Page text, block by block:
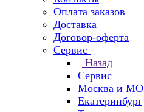
Оплата заказов
Доставка
Договор-оферта
Сервис
Назад
Сервис
Москва и МО
Екатеринбург